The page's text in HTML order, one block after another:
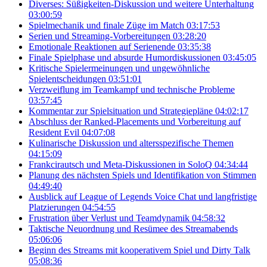
Diverses: Süßigkeiten-Diskussion und weitere Unterhaltung
03:00:59
Spielmechanik und finale Züge im Match 03:17:53
Serien und Streaming-Vorbereitungen 03:28:20
Emotionale Reaktionen auf Serienende 03:35:38
Finale Spielphase und absurde Humordiskussionen 03:45:05
Kritische Spielermeinungen und ungewöhnliche
Spielentscheidungen 03:51:01
Verzweiflung im Teamkampf und technische Probleme
03:57:45
Kommentar zur Spielsituation und Strategiepläne 04:02:17
Abschluss der Ranked-Placements und Vorbereitung auf
Resident Evil 04:07:08
Kulinarische Diskussion und altersspezifische Themen
04:15:09
Frankcirautsch und Meta-Diskussionen in SoloQ 04:34:44
Planung des nächsten Spiels und Identifikation von Stimmen
04:49:40
Ausblick auf League of Legends Voice Chat und langfristige
Platzierungen 04:54:55
Frustration über Verlust und Teamdynamik 04:58:32
Taktische Neuordnung und Resümee des Streamabends
05:06:06
Beginn des Streams mit kooperativem Spiel und Dirty Talk
05:08:36